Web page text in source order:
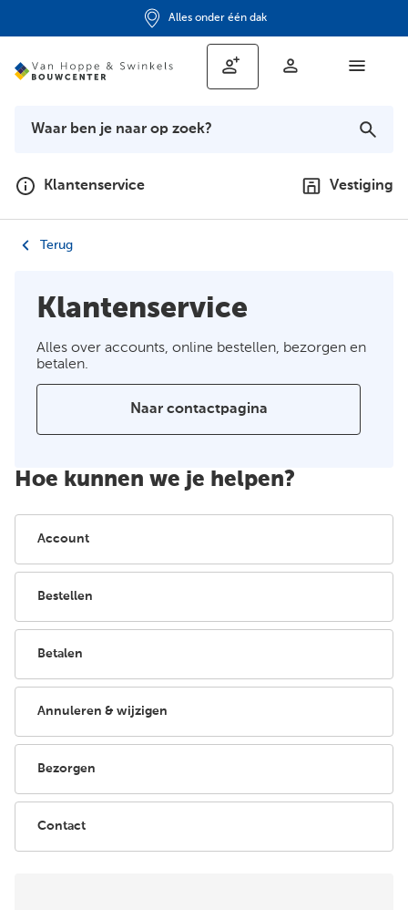
Alles onder één dak
Klantenservice Vestiging
Terug
Klantenservice
Alles over accounts, online bestellen, bezorgen en
betalen.
Naar contactpagina
Hoe kunnen we je helpen?
Account
Bestellen
Betalen
Annuleren & wijzigen
Bezorgen
Contact